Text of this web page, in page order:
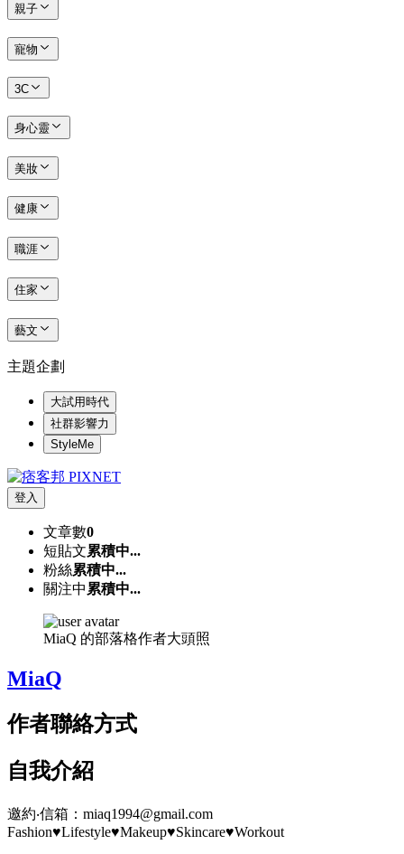
親子
寵物
3C
身心靈
美妝
健康
職涯
住家
藝文
主題企劃
大試用時代
社群影響力
StyleMe
登入
文章數0
短貼文累積中...
粉絲累積中...
關注中 累積中...
MiaQ 的部落格作者大頭照
MiaQ
作者聯絡方式
自我介紹
邀約‧信箱：miaq1994@gmail.com
Fashion♥Lifestyle♥Makeup♥Skincare♥Workout